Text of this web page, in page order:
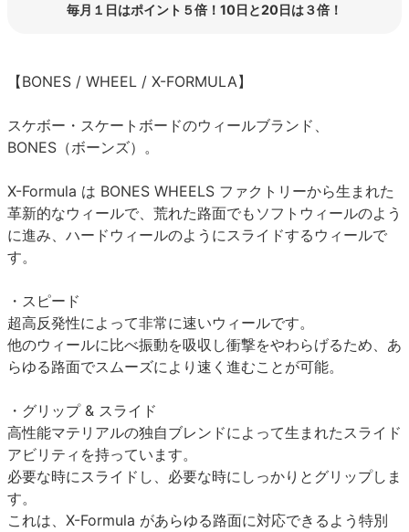
毎月１日はポイント５倍！10日と20日は３倍！
【BONES / WHEEL / X-FORMULA】
スケボー・スケートボードのウィールブランド、
BONES（ボーンズ）。
X-Formula は BONES WHEELS ファクトリーから生まれた
革新的なウィールで、荒れた路面でもソフトウィールのよう
に進み、ハードウィールのようにスライドするウィールで
す。
・スピード
超高反発性によって非常に速いウィールです。
他のウィールに比べ振動を吸収し衝撃をやわらげるため、あ
らゆる路面でスムーズにより速く進むことが可能。
・グリップ & スライド
高性能マテリアルの独自ブレンドによって生まれたスライド
アビリティを持っています。
必要な時にスライドし、必要な時にしっかりとグリップしま
す。
これは、X-Formula があらゆる路面に対応できるよう特別